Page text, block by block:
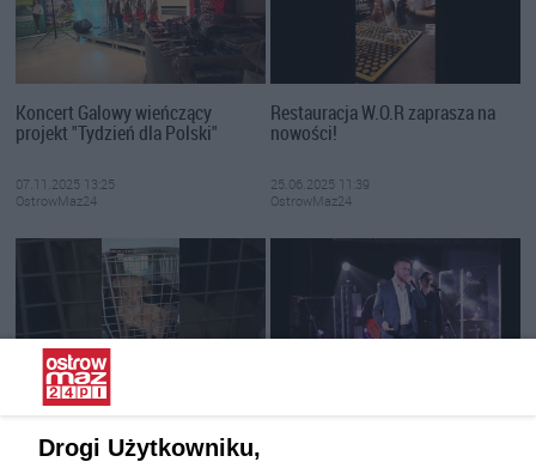
Koncert Galowy wieńczący
projekt "Tydzień dla Polski"
07.11.2025 13:25
OstrowMaz24
Restauracja W.O.R zaprasza na
nowości!
25.06.2025 11:39
OstrowMaz24
Interwencja Pogotowia dla
Drogi Użytkowniku,